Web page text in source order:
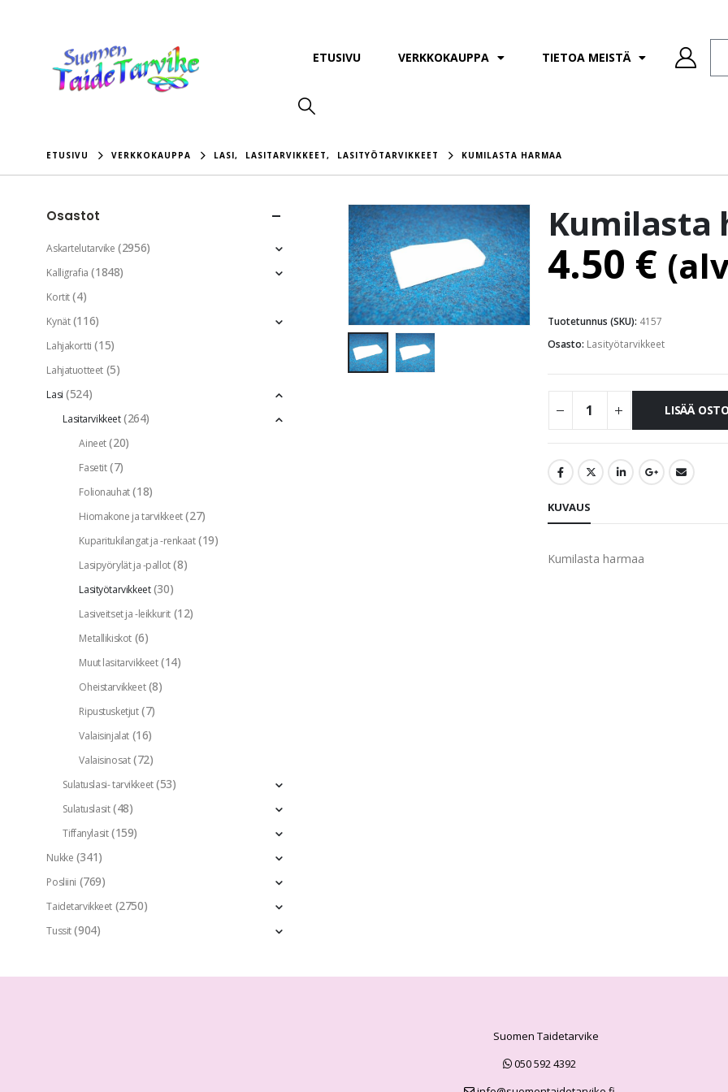
ETUSIVU VERKKOKAUPPA TIETOA MEISTÄ
ETUSIVU VERKKOKAUPPA LASI, LASITARVIKKEET, LASITYÖTARVIKKEET KUMILASTA HARMAA
Kumilasta
4.50 €
Tuotetunnus (SKU): 4157
Osasto: Lasityötarvikkeet
LISÄÄ
KUVAUS
Kumilasta harmaa
Osastot
Askartelutarvike (2956)
Kalligrafia (1848)
Kortit (4)
Kynät (116)
Lahjakortti (15)
Lahjatuotteet (5)
Lasi (524)
Lasitarvikkeet (264)
Aineet (20)
Fasetit (7)
Folionauhat (18)
Hiomakone ja tarvikkeet (27)
Kuparitukilangat ja -renkaat (19)
Lasipyörylät ja -pallot (8)
Lasityötarvikkeet (30)
Lasiveitset ja -leikkurit (12)
Metallikiskot (6)
Muut lasitarvikkeet (14)
Oheistarvikkeet (8)
Ripustusketjut (7)
Valaisinjalat (16)
Valaisinosat (72)
Sulatuslasi- tarvikkeet (53)
Sulatuslasit (48)
Tiffanylasit (159)
Nukke (341)
Posliini (769)
Taidetarvikkeet (2750)
Tussit (904)
Suomen Taidetarvike
050 592 4392